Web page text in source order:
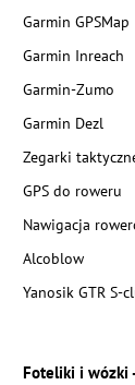
Garmin GPSMap
Garmin Inreach
Garmin-Zumo
Garmin Dezl
Zegarki
GPS do roweru
Nawigacja
Alcoblow
Yanosik GTR S-
Foteliki i wózki